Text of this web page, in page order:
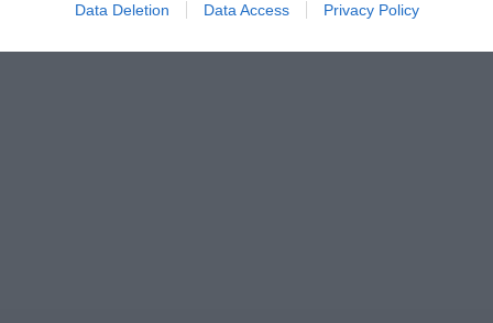
allow Google to enable storage related to personalization.
Data Deletion Data Access Privacy Policy